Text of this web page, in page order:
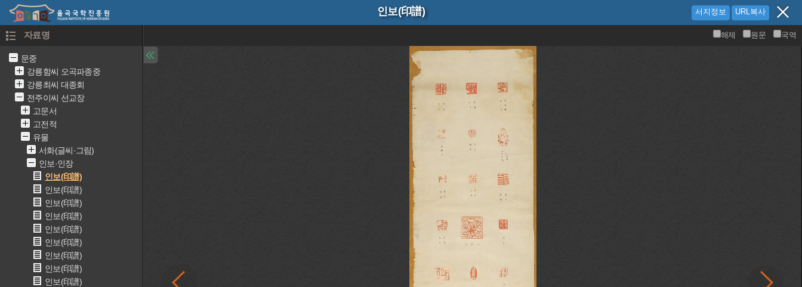
인보(印譜) 서지정보 URL복사
자료명
문중
강릉함씨 오곡파종중
강릉최씨 대종회
전주이씨 선교장
고문서
고전적
유물
서화(글씨·그림)
인보·인장
인보(印譜)
인보(印譜)
인보(印譜)
인보(印譜)
인보(印譜)
인보(印譜)
인보(印譜)
인보(印譜)
인보(印譜)
해제 원문 국역